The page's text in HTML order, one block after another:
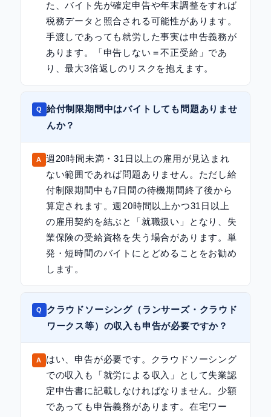
た、バイト先が確定申告や年末調整をすれば
税務データと照合される可能性があります。
手渡しであっても就労した事実は申告義務が
あります。「申告しない＝不正受給」であ
り、最大3倍返しのリスクを抱えます。
給付制限期間中はバイトしても問題ありませ
んか？
週20時間未満・31日以上の雇用が見込まれ
ない範囲であれば問題ありません。ただし給
付制限期間中も7日間の待機期間終了後から
算定されます。週20時間以上かつ31日以上
の雇用契約を結ぶと「就職扱い」となり、失
業保険の受給資格を失う場合があります。単
発・短時間のバイトにとどめることをお勧め
します。
クラウドソーシング（ランサーズ・クラウド
ワークス等）の収入も申告が必要ですか？
はい、申告が必要です。クラウドソーシング
での収入も「就労による収入」として失業認
定申告書に記載しなければなりません。少額
であっても申告義務があります。在宅ワー